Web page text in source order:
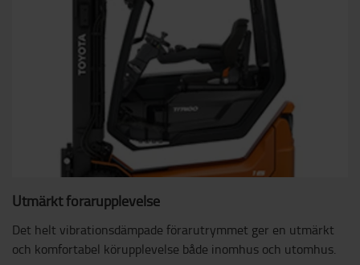
Utmärkt förarupplevelse
Det helt vibrationsdämpade förarutrymmet ger en utmärkt
och komfortabel körupplevelse både inomhus och utomhus.